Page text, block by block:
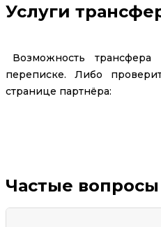
Услуги
Возможность
переписке. Либо
странице партнёра:
Частые